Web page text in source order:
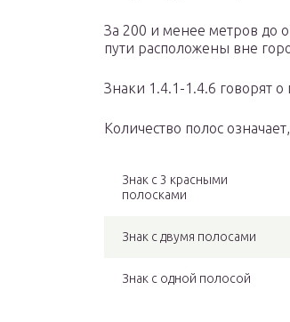
За 200 и менее метров до
пути расположены вне
Знаки 1.4.1-1.4.6 говорят
Количество полос
Знак с 3 красными
полосками
Знак с двумя полосами
Знак с одной полосой